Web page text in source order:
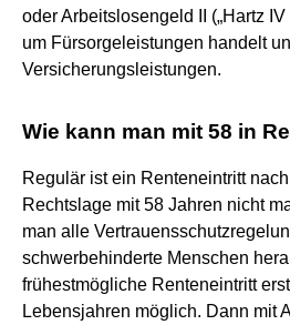
oder Arbeitslosengeld II („Hartz
um Fürsorgeleistungen handelt
Versicherungsleistungen.
Wie kann man mit 58 in
Regulär ist ein Renteneintritt
Rechtslage mit 58 Jahren nicht
man alle
schwerbehinderte Menschen
frühestmögliche Renteneintritt
Lebensjahren möglich. Dann mit